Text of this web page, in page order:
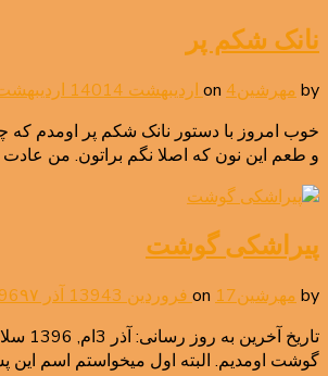
نانک شکم پر
by مهرشین on 4 اردیبهشت 1401 4 اردیبهشت 1401
خوب امروز با دستور نانک شکم پر اومدم که
و طعم این نون که اصلا نگم براتون. من عادت
پیراشکی گوشت
by مهرشین on 17 فروردین 1394 3 آذر 1396 ۹۷ دیدگاه
گوشت اومدیم. البته اول میخواستم اسم این